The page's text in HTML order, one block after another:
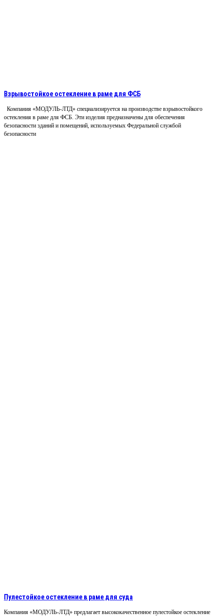
Взрывостойкое остекление в раме для ФСБ
Компания «МОДУЛЬ-ЛТД» специализируется на производстве взрывостойкого
остекления в раме для ФСБ. Эти изделия предназначены для обеспечения
безопасности зданий и помещений, используемых Федеральной службой
безопасности
Пулестойкое остекление в раме для суда
Компания «МОДУЛЬ-ЛТД» предлагает высококачественное пулестойкое остекление